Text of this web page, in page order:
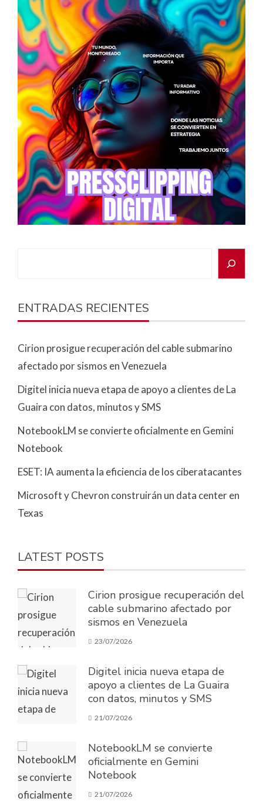
ENTRADAS RECIENTES
Cirion prosigue recuperación del cable submarino
afectado por sismos en Venezuela
Digitel inicia nueva etapa de apoyo a clientes de La
Guaira con datos, minutos y SMS
NotebookLM se convierte oficialmente en Gemini
Notebook
ESET: IA aumenta la eficiencia de los ciberatacantes
Microsoft y Chevron construirán un data center en
Texas
LATEST POSTS
Cirion prosigue recuperación del
cable submarino afectado por
sismos en Venezuela
23/07/2026
Digitel inicia nueva etapa de
apoyo a clientes de La Guaira
con datos, minutos y SMS
21/07/2026
NotebookLM se convierte
oficialmente en Gemini
Notebook
21/07/2026